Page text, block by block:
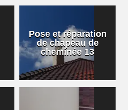
Pose et réparation
de chapeau de
cheminée 13